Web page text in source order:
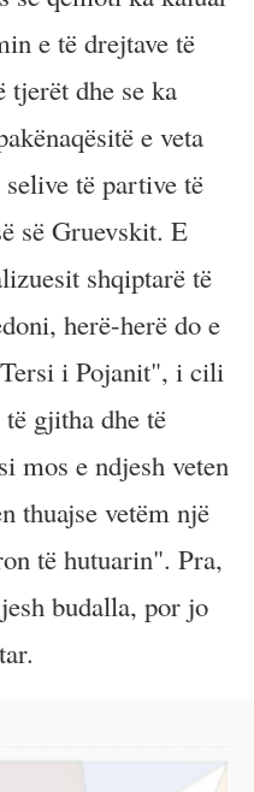
e të drejtave të
tjerët dhe se ka
e veta
të partive të
së Gruevskit. E
shqiptarë të
herë-herë do e
i Pojanit", i cili
gjitha dhe të
mos e ndjesh veten
thuajse vetëm një
të hutuarin". Pra,
budalla, por jo